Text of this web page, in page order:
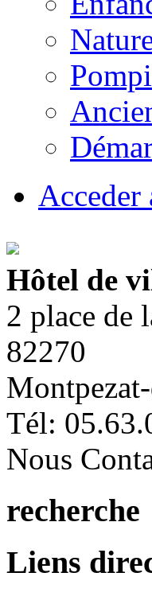
Acceder
Hôtel de
2 place de
82270
Tél:
Nous
recherche
Liens